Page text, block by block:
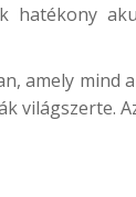
hatékony
amely
világszerte.